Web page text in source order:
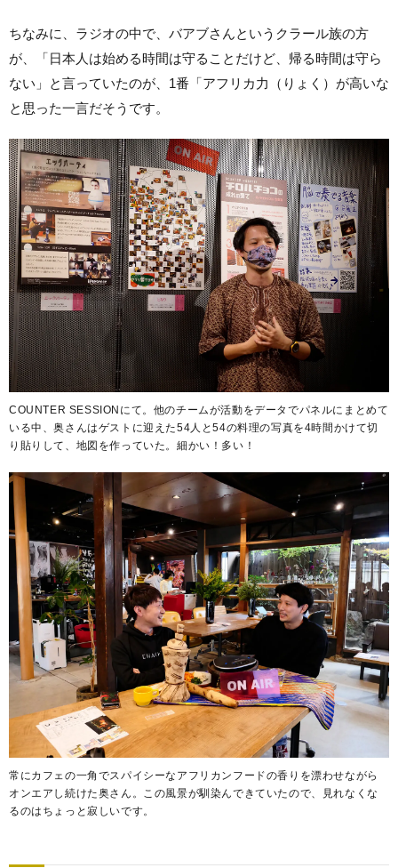
ちなみに、ラジオの中で、バアブさんというクラール族の方
が、「日本人は始める時間は守ることだけど、帰る時間は守ら
ない」と言っていたのが、1番「アフリカ力（りょく）が高いな
と思った一言だそうです。
COUNTER SESSIONにて。他のチームが活動をデータでパネルにまとめて
いる中、奥さんはゲストに迎えた54人と54の料理の写真を4時間かけて切
り貼りして、地図を作っていた。細かい！多い！
常にカフェの一角でスパイシーなアフリカンフードの香りを漂わせながら
オンエアし続けた奥さん。この風景が馴染んできていたので、見れなくな
るのはちょっと寂しいです。